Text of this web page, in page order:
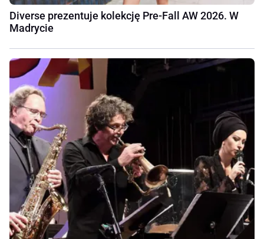
Diverse prezentuje kolekcję Pre-Fall AW 2026. W
Madrycie